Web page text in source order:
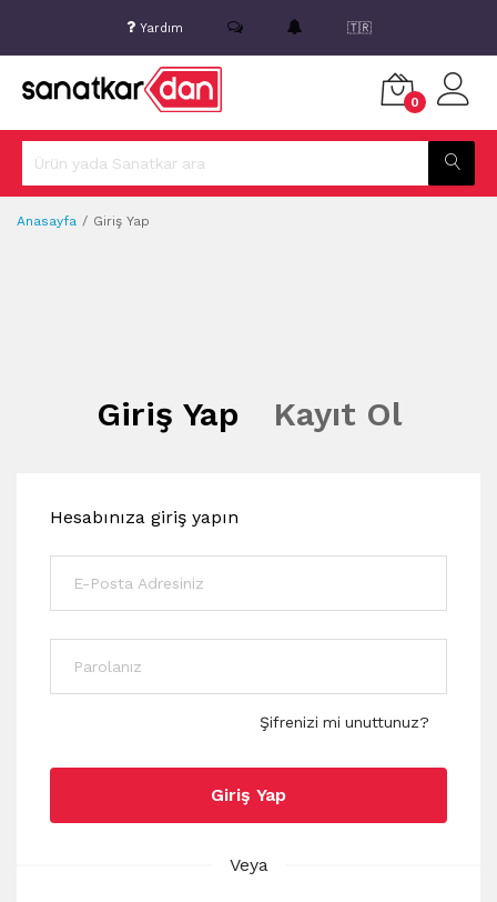
Yardım 🇹🇷
0
Anasayfa Giriş Yap
Giriş Yap Kayıt Ol
Hesabınıza giriş yapın
Şifrenizi mi unuttunuz?
Giriş Yap
Veya